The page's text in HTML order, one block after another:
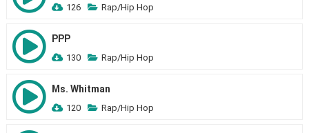
126 Rap/Hip Hop
PPP
130 Rap/Hip Hop
Ms. Whitman
120 Rap/Hip Hop